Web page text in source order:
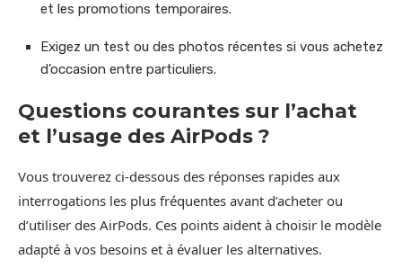
et les promotions temporaires.
Exigez un test ou des photos récentes si vous achetez
d’occasion entre particuliers.
Questions courantes sur l’achat
et l’usage des AirPods ?
Vous trouverez ci-dessous des réponses rapides aux
interrogations les plus fréquentes avant d’acheter ou
d’utiliser des AirPods. Ces points aident à choisir le modèle
adapté à vos besoins et à évaluer les alternatives.